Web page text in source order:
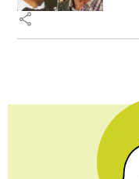
share